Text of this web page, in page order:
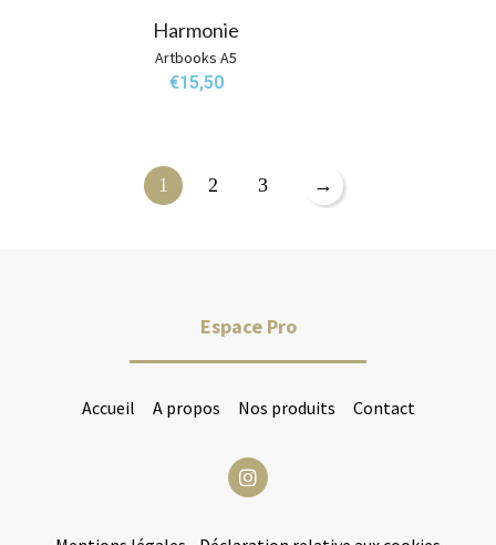
Harmonie
Artbooks A5
€15,50
1 2 3 →
Espace Pro
Accueil A propos Nos produits Contact